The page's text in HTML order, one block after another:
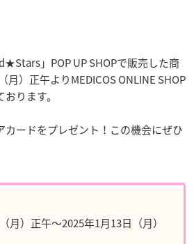
」POP UP SHOPで販売した商
月）正午よりMEDICOS ONLINE SHOP
ります。
カードをプレゼント！この機会にぜひ
月）正午〜2025年1月13日（月）